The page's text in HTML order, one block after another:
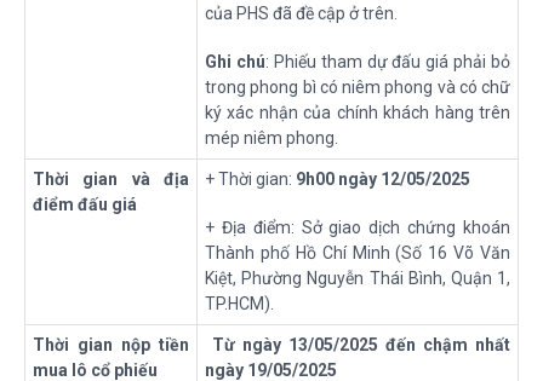
của PHS đã đề cập ở trên.
Ghi chú: Phiếu tham dự đấu giá phải bỏ
trong phong bì có niêm phong và có chữ
ký xác nhận của chính khách hàng trên
mép niêm phong.
Thời gian và địa
điểm đấu giá
+ Thời gian: 9h00 ngày 12/05/2025
+ Địa điểm: Sở giao dịch chứng khoán
Thành phố Hồ Chí Minh (Số 16 Võ Văn
Kiệt, Phường Nguyễn Thái Bình, Quận 1,
TP.HCM).
Thời gian nộp tiền
mua lô cổ phiếu
Từ ngày 13/05/2025 đến chậm nhất
ngày 19/05/2025